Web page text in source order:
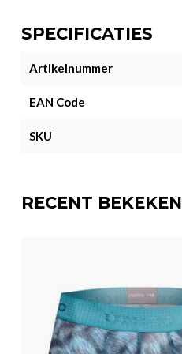
SPECIFICATIES
Artikelnummer
EAN Code
SKU
RECENT BEKEKEN